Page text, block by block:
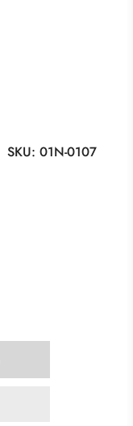
SKU: 01N-0107